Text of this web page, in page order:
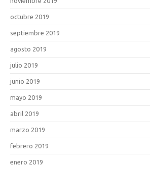
octubre 2019
septiembre 2019
agosto 2019
julio 2019
junio 2019
mayo 2019
abril 2019
marzo 2019
febrero 2019
enero 2019